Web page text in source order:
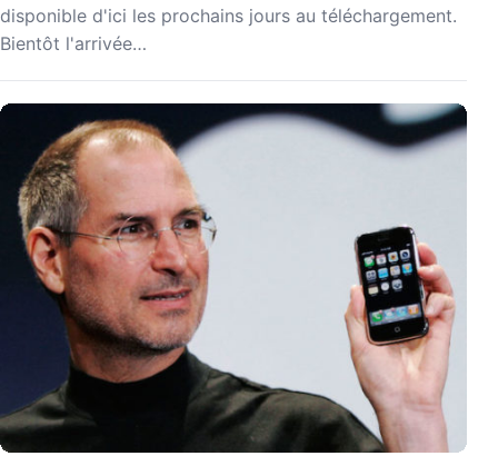
disponible d'ici les prochains jours au téléchargement.
Bientôt l'arrivée…